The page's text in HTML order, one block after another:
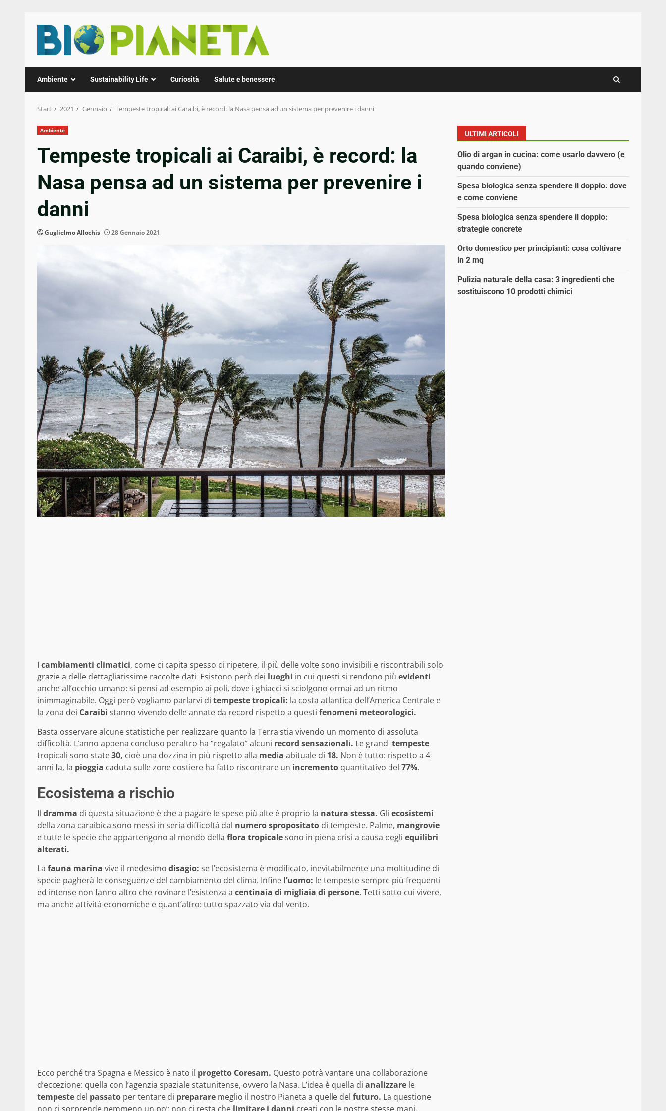
Inhalt
springen
Ambiente Sustainability Life Curiosità Salute e benessere
Start 2021 Gennaio Tempeste tropicali ai Caraibi, è record: la Nasa pensa ad un sistema per prevenire i danni
Ambiente
Tempeste tropicali ai Caraibi, è record: la
Nasa pensa ad un sistema per prevenire i
danni
Guglielmo Allochis 28 Gennaio 2021
I cambiamenti climatici, come ci capita spesso di ripetere, il più delle volte sono invisibili e riscontrabili solo
grazie a delle dettagliatissime raccolte dati. Esistono però dei luoghi in cui questi si rendono più evidenti
anche all’occhio umano: si pensi ad esempio ai poli, dove i ghiacci si sciolgono ormai ad un ritmo
inimmaginabile. Oggi però vogliamo parlarvi di tempeste tropicali: la costa atlantica dell’America Centrale e
la zona dei Caraibi stanno vivendo delle annate da record rispetto a questi fenomeni meteorologici.
Basta osservare alcune statistiche per realizzare quanto la Terra stia vivendo un momento di assoluta
difficoltà. L’anno appena concluso peraltro ha “regalato” alcuni record sensazionali. Le grandi tempeste
tropicali sono state30, cioè una dozzina in più rispetto alla media abituale di 18. Non è tutto: rispetto a 4
anni fa, la pioggia caduta sulle zone costiere ha fatto riscontrare un incremento quantitativo del 77%.
Ecosistema a rischio
Il dramma di questa situazione è che a pagare le spese più alte è proprio la natura stessa. Gli ecosistemi
della zona caraibica sono messi in seria difficoltà dal numero spropositato di tempeste. Palme, mangrovie
e tutte le specie che appartengono al mondo della flora tropicalesono in piena crisi a causa degli equilibri
alterati.
La fauna marina vive il medesimo disagio: se l’ecosistema è modificato, inevitabilmente una moltitudine di
specie pagherà le conseguenze del cambiamento del clima. Infine l’uomo: le tempeste sempre più frequenti
ed intense non fanno altro che rovinare l’esistenza a centinaia di migliaia di persone. Tetti sotto cui vivere,
ma anche attività economiche e quant’altro: tutto spazzato via dal vento.
Ecco perché tra Spagna e Messico è nato il progetto Coresam. Questo potrà vantare una collaborazione
d’eccezione: quella con l’agenzia spaziale statunitense, ovvero la Nasa. L’idea è quella di analizzare le
tempeste del passato per tentare di preparare meglio il nostro Pianeta a quelle del futuro. La questione
non ci sorprende nemmeno un po’: non ci resta che limitare i danni creati con le nostre stesse mani.
ULTIMI ARTICOLI
Olio di argan in cucina: come usarlo davvero (e
quando conviene)
Spesa biologica senza spendere il doppio: dove
e come conviene
Spesa biologica senza spendere il doppio:
strategie concrete
Orto domestico per principianti: cosa coltivare
in 2 mq
Pulizia naturale della casa: 3 ingredienti che
sostituiscono 10 prodotti chimici